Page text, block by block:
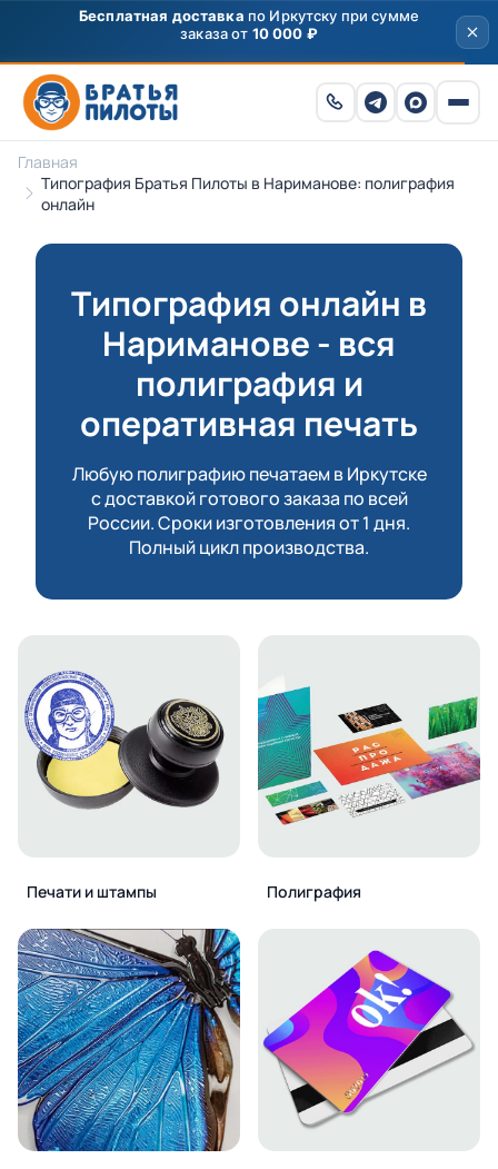
Главная
Типография Братья Пилоты в Нариманове: полиграфия
онлайн
Типография онлайн в
Нариманове - вся
полиграфия и
оперативная печать
Любую полиграфию печатаем в Иркутске
с доставкой готового заказа по всей
России. Сроки изготовления от 1 дня.
Полный цикл производства.
Печати и штампы Полиграфия